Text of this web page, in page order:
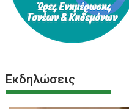
Εκδηλώσεις